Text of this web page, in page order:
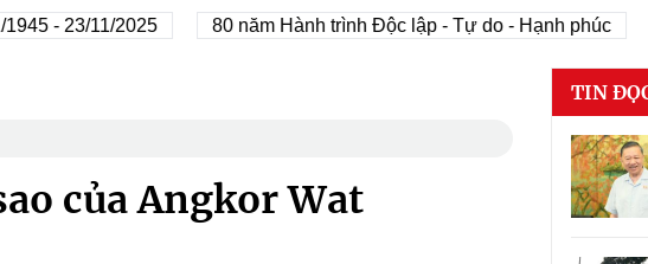
23/11/2025 80 năm Hành trình Độc lập - Tự do - Hạnh phúc Tôi
của Angkor Wat
TIN